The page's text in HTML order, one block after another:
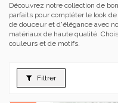
Découvrez notre collection de
parfaits pour compléter le look
de douceur et d'élégance avec
matériaux de haute qualité.
couleurs et de motifs.
Filtrer